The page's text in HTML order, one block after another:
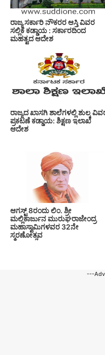
ರಾಜ್ಯ ಸರ್ಕಾರಿ ನೌಕರರ ಆಸ್ತಿ ವಿವರ
ಸಲ್ಲಿಕೆ ಕಡ್ಡಾಯ : ಸರ್ಕಾರದಿಂದ
ಮಹತ್ವದ ಆದೇಶ
ರಾಜ್ಯದ ಖಾಸಗಿ ಶಾಲೆಗಳಲ್ಲಿ ಶುಲ್ಕ
ಪ್ರಕಟಣೆ ಕಡ್ಡಾಯ: ಶಿಕ್ಷಣ ಇಲಾಖೆ
ಆದೇಶ
ಆಗಸ್ಟ್ 8ರಂದು ಲಿಂ. ಶ್ರೀ
ಮಲ್ಲಿಕಾರ್ಜುನ ಮುರುಘರಾಜೇಂದ್ರ
ಮಹಾಸ್ವಾಮಿಗಳವರ 32ನೇ
ಸ್ಮರಣೋತ್ಸವ
---